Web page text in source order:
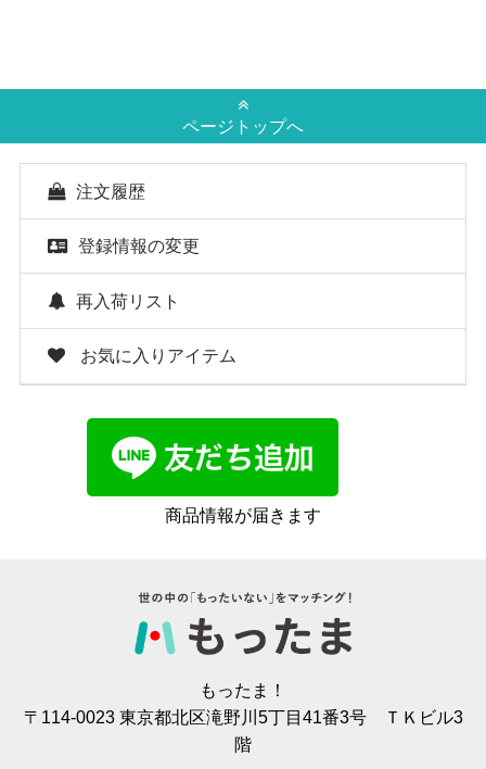
ページトップへ
注文履歴
登録情報の変更
再入荷リスト
お気に入りアイテム
商品情報が届きます
もったま！
〒114-0023 東京都北区滝野川5丁目41番3号 ＴＫビル3
階